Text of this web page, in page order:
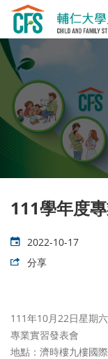
111學年度
2022-10-17
分享
111年10月22日星期
專業實習發表會
地點：濟時樓九樓國